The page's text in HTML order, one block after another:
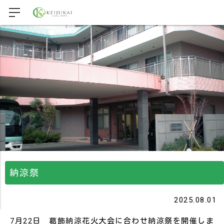
納涼祭
2025.08.01
7月22日 葛飾納涼花火大会に合わせ納涼祭を開催しま